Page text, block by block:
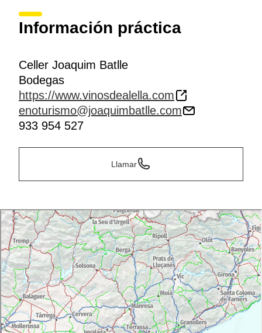
Información práctica
Celler Joaquim Batlle
Bodegas
https://www.vinosdealella.com
enoturismo@joaquimbatlle.com
933 954 527
Llamar